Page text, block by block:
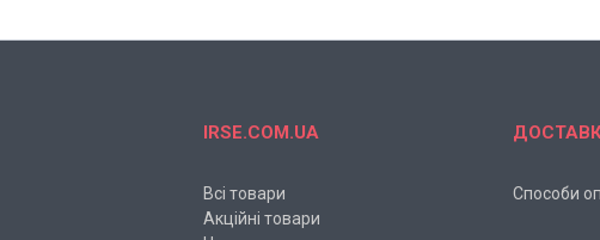
IRSE.COM.UA
Всі товари
Акційні товари
Способи